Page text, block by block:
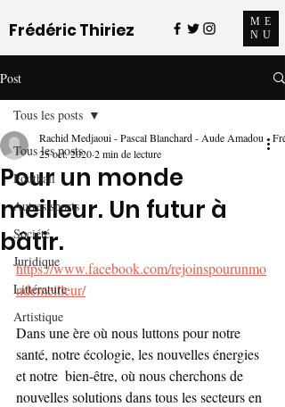
Frédéric Thiriez
ME
NU
Post
Tous les posts
Football
Autres sports
Société
Juridique
Littérature
Artistique
Tous les posts
Pour un monde
meilleur. Un futur à
bâtir.
Rachid Medjaoui - Pascal Blanchard - Aude Amadou -
25 oct. 20202 min de lecture
https://www.facebook.com/rejoinspourunmo
ndemeilleur/
Dans une ère où nous luttons pour notre
santé, notre écologie, les nouvelles énergies
et notre  bien-être, où nous cherchons de
nouvelles solutions dans tous les secteurs en